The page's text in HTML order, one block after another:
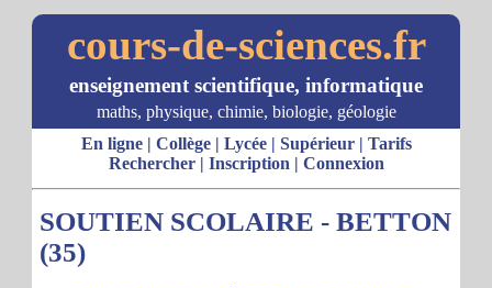
cours-de-sciences.fr
enseignement scientifique, informatique
maths, physique, chimie, biologie, géologie
En ligne| Collège| Lycée| Supérieur| Tarifs
Rechercher| Inscription | Connexion
SOUTIEN SCOLAIRE - BETTON
(35)